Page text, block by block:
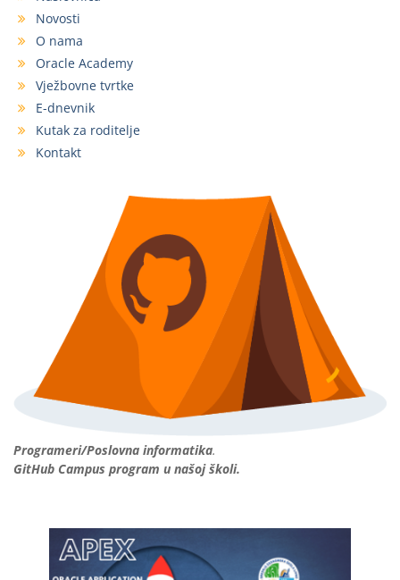
Novosti
O nama
Oracle Academy
Vježbovne tvrtke
E-dnevnik
Kutak za roditelje
Kontakt
Programeri/Poslovna informatika.
GitHub Campus program u našoj školi.